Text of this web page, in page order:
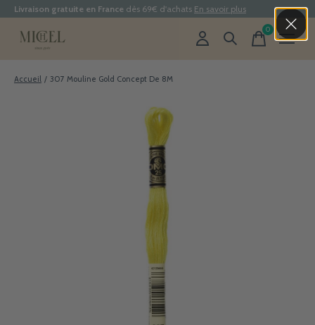
Livraison gratuite en France dès 69€ d'achats En savoir plus
0items
Accueil / 307 Mouline Gold Concept De 8M